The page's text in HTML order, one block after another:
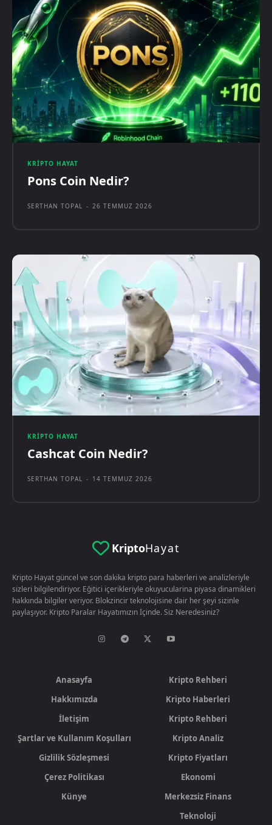
KRIPTO HAYAT
Pons Coin Nedir?
SERTHAN TOPAL - 26 TEMMUZ 2026
KRIPTO HAYAT
Cashcat Coin Nedir?
SERTHAN TOPAL - 14 TEMMUZ 2026
KriptoHayat
Kripto Hayat güncel ve son dakika kripto para haberleri ve analizleriyle
sizleri bilgilendiriyor. Eğitici içerikleriyle okuyucularina piyasa dinamikleri
hakkında bilgiler veriyor. Blokzincir teknolojisine dair her şeyi sizinle
paylaşıyor. Kripto Paralar Hayatımızın İçinde. Siz Neredesiniz?
Anasayfa
Hakkımızda
İletişim
Şartlar ve Kullanım Koşulları
Gizlilik Sözleşmesi
Çerez Politikası
Künye
Kripto Rehberi
Kripto Haberleri
Kripto Rehberi
Kripto Analiz
Kripto Fiyatları
Ekonomi
Merkezsiz Finans
Teknoloji